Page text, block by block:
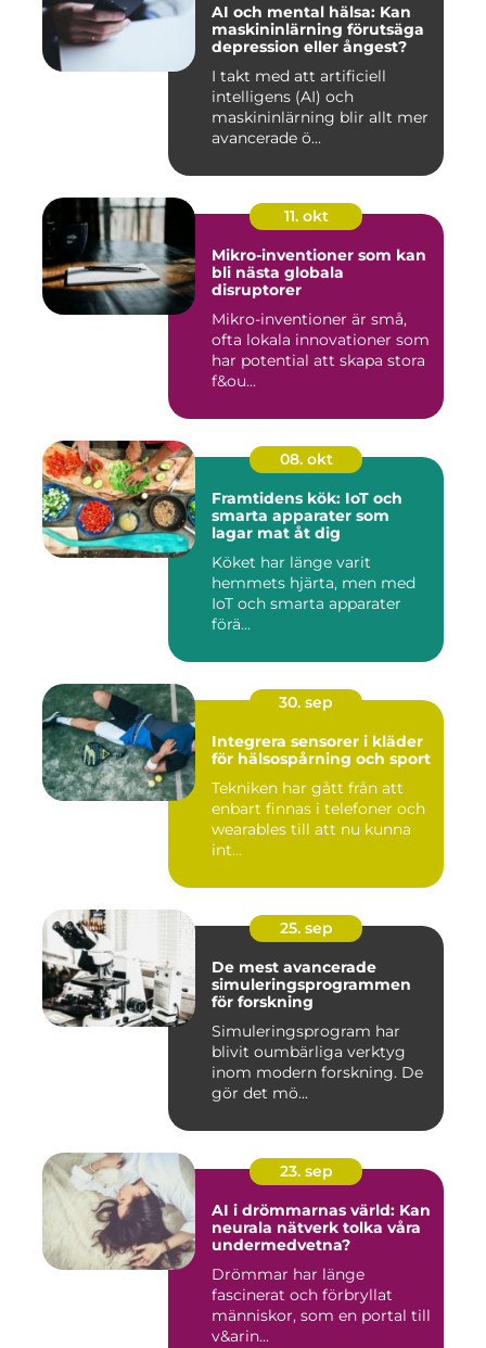
AI och mental hälsa: Kan
maskininlärning förutsäga
depression eller ångest?
I takt med att artificiell
intelligens (AI) och
maskininlärning blir allt mer
avancerade ö...
11. okt
Mikro-inventioner som kan
bli nästa globala
disruptorer
Mikro-inventioner är små,
ofta lokala innovationer som
har potential att skapa stora
f&ou...
08. okt
Framtidens kök: IoT och
smarta apparater som
lagar mat åt dig
Köket har länge varit
hemmets hjärta, men med
IoT och smarta apparater
förä...
30. sep
Integrera sensorer i kläder
för hälsospårning och sport
Tekniken har gått från att
enbart finnas i telefoner och
wearables till att nu kunna
int...
25. sep
De mest avancerade
simuleringsprogrammen
för forskning
Simuleringsprogram har
blivit oumbärliga verktyg
inom modern forskning. De
gör det mö...
23. sep
AI i drömmarnas värld: Kan
neurala nätverk tolka våra
undermedvetna?
Drömmar har länge
fascinerat och förbryllat
människor, som en portal till
v&arin...